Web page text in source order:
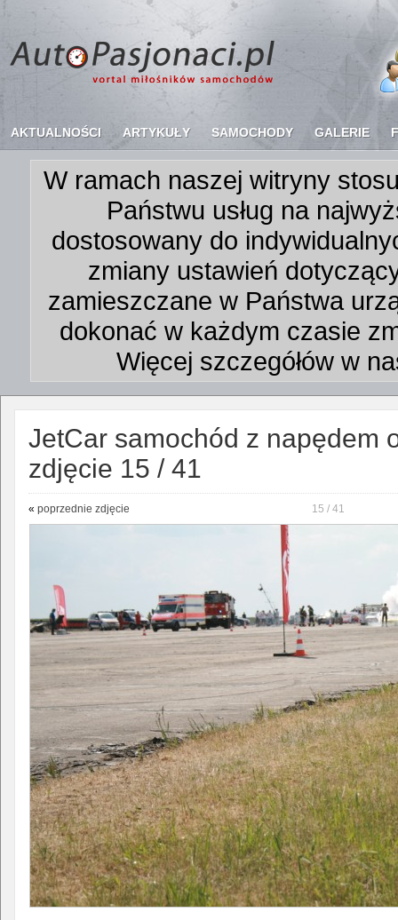
AKTUALNOŚCI ARTYKUŁY SAMOCHODY GALERIE
W ramach naszej witryny
Państwu usług na
dostosowany do
zmiany ustawień
zamieszczane w Państwa
dokonać w każdym czasie
Więcej szczegółów w
JetCar samochód z napędem
zdjęcie 15 / 41
« poprzednie zdjęcie 15 / 41